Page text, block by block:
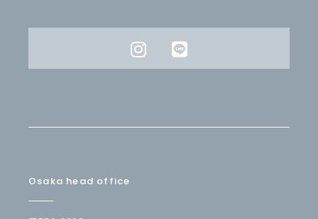
Osaka head office